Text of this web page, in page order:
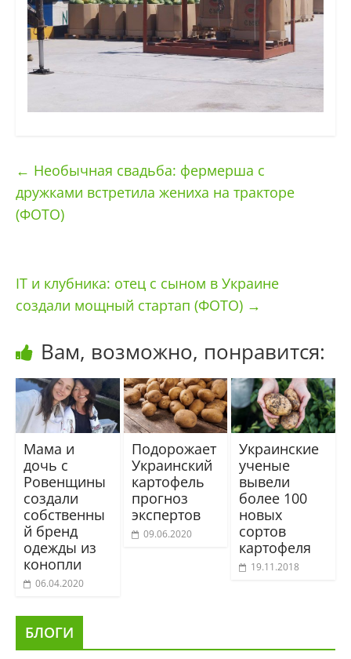
← Необычная свадьба: фермерша с
дружками встретила жениха на тракторе
(ФОТО)
IТ и клубника: отец с сыном в Украине
создали мощный стартап (ФОТО) →
Вам, возможно, понравится:
Мама и
дочь с
Ровенщины
создали
собственны
й бренд
одежды из
конопли
06.04.2020
Подорожает
Украинский
картофель
прогноз
экспертов
09.06.2020
Украинские
ученые
вывели
более 100
новых
сортов
картофеля
19.11.2018
БЛОГИ